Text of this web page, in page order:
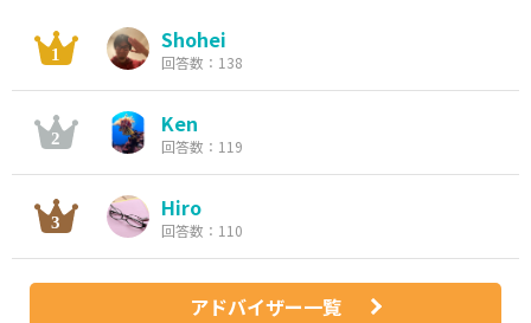
Shohei
回答数：138
Ken
回答数：119
Hiro
回答数：110
アドバイザー一覧